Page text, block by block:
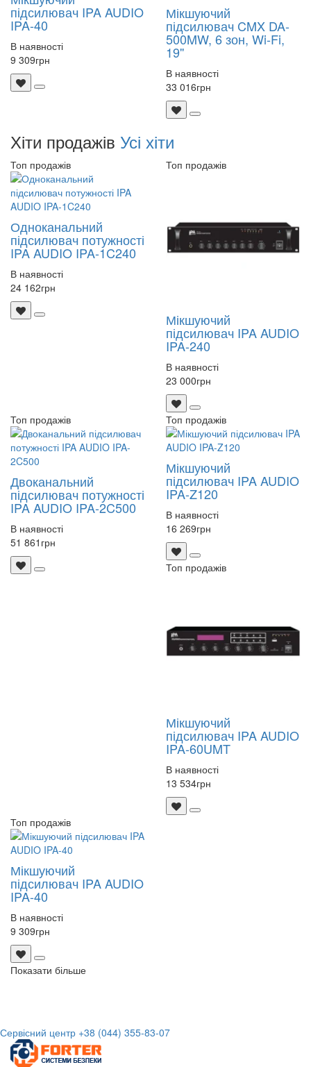
підсилювач IPA AUDIO
IPA-40
В наявності
9 309грн
Мікшуючий
підсилювач CMX DA-
500MW, 6 зон, Wi-Fi,
19''
В наявності
33 016грн
Хіти продажів Усі хіти
Топ продажів
Одноканальний
підсилювач потужності
IPA AUDIO IPA-1C240
В наявності
24 162грн
Топ продажів
Мікшуючий
підсилювач IPA AUDIO
IPA-240
В наявності
23 000грн
Топ продажів
Двоканальний
підсилювач потужності
IPA AUDIO IPA-2C500
В наявності
51 861 грн
Топ продажів
Мікшуючий
підсилювач IPA AUDIO
IPA-Z120
В наявності
16 269грн
Топ продажів
Мікшуючий
підсилювач IPA AUDIO
IPA-60UMT
В наявності
13 534грн
Топ продажів
Мікшуючий
підсилювач IPA AUDIO
IPA-40
В наявності
9 309грн
Показати більше
Сервісний центр +38 (044) 355-83-07